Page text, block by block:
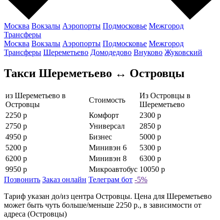
Москва Вокзалы Аэропорты Подмосковье Межгород
Трансферы
Москва Вокзалы Аэропорты Подмосковье Межгород
Трансферы Шереметьево Домодедово Внуково Жуковский
Такси Шереметьево ↔ Островцы
из Шереметьево в
Островцы
Стоимость
Из Островцы в
Шереметьево
2250 р
Комфорт
2300 р
2750 р
Универсал
2850 р
4950 р
Бизнес
5000 р
5200 р
Минивэн 6
5300 р
6200 р
Минивэн 8
6300 р
9950 р
Микроавтобус 10050 р
Позвонить Заказ онлайн Телеграм бот -5%
Тариф указан до/из центра Островцы. Цена для Шереметьево
может быть чуть больше/меньше 2250 р., в зависимости от
адреса (Островцы)